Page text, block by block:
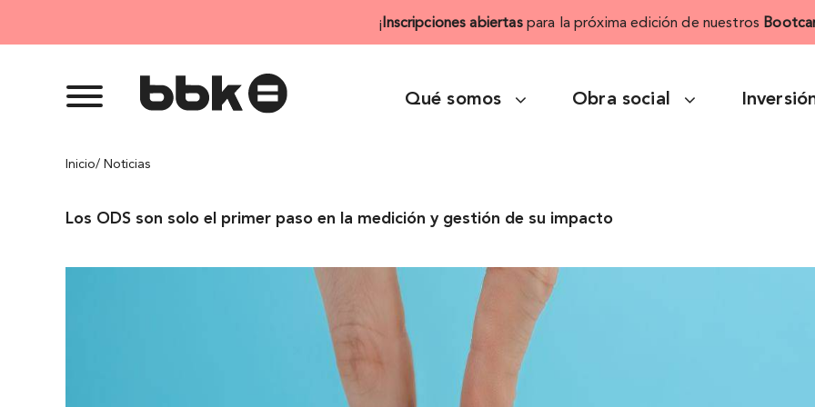
¡ Inscripciones abiertaspara la próxima edición de nuestros
Qué somos Obra social
Inicio/ Noticias
Los ODS son solo el primer paso en la medición y gestión de su impacto